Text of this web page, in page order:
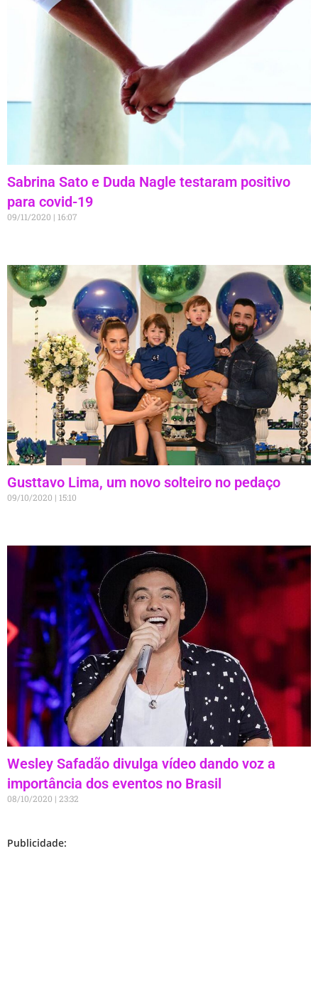
Sabrina Sato e Duda Nagle testaram positivo
para covid-19
09/11/2020 16:07
Gusttavo Lima, um novo solteiro no pedaço
09/10/2020 15:10
Wesley Safadão divulga vídeo dando voz a
importância dos eventos no Brasil
08/10/2020 23:32
Publicidade: